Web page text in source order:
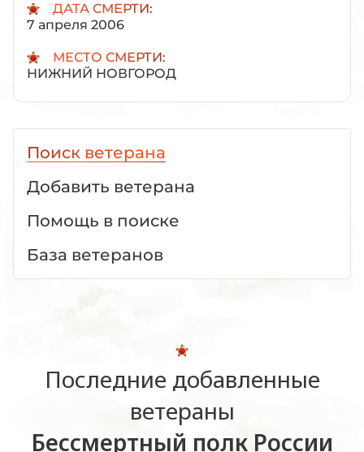
ДАТА СМЕРТИ:
7 апреля 2006
МЕСТО СМЕРТИ:
НИЖНИЙ НОВГОРОД
Поиск ветерана
Добавить ветерана
Помощь в поиске
База ветеранов
Последние добавленные
ветераны
Бессмертный полк России